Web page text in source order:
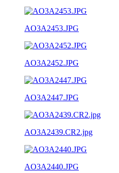
AO3A2453.JPG
AO3A2452.JPG
AO3A2447.JPG
AO3A2439.CR2.jpg
AO3A2440.JPG